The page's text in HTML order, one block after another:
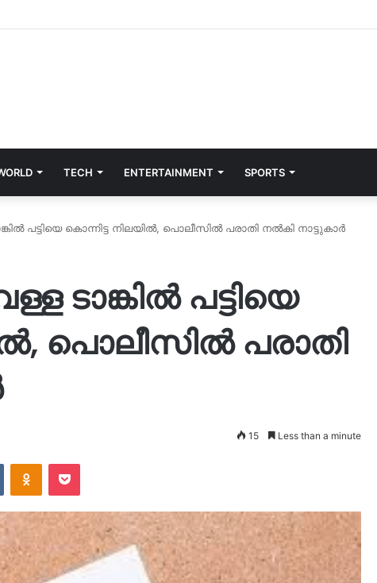
TECH ENTERTAINMENT SPORTS
പട്ടിയെ കൊന്നിട്ട നിലയിൽ, പൊലീസിൽ പരാതി നൽകി നാട്ടുകാർ
ടാങ്കിൽ പട്ടിയെ
പൊലീസിൽ പരാതി
15 Less than a minute
VKontakteOdnoklassniki
Pocket